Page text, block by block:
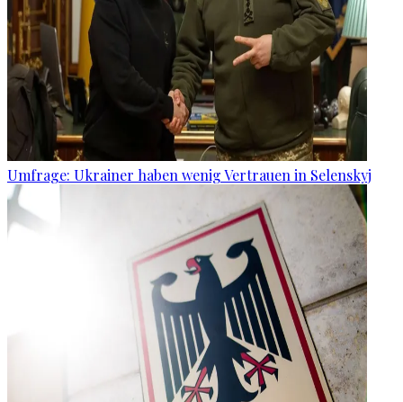
Umfrage: Ukrainer haben wenig Vertrauen in Selenskyj